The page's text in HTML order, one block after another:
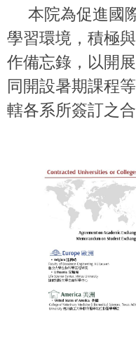
本院為促進國
學習環境，積極
作備忘錄，以開展
同開設暑期課程
轄各系所簽訂之